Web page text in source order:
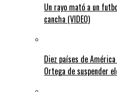
Un rayo mató a un
cancha (VIDEO)
Diez países de
Ortega de suspender